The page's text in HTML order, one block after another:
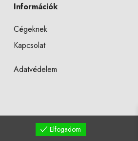
Információk
Cégeknek
Kapcsolat
Adatvédelem
Elfogadom